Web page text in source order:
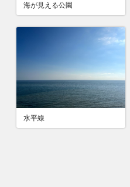
海が見える公園
水平線